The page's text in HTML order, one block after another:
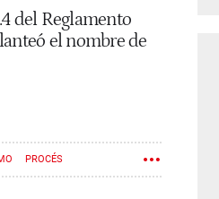
del Reglamento
el nombre de
PROCÉS